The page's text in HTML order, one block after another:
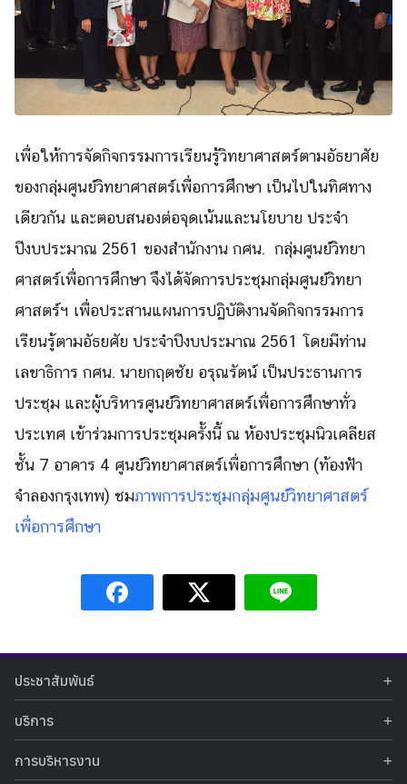
for:
Search
เพื่อให้การจัดกิจกรรมการเรียนรู้วิทยาศาสตร์ตามอัธยาศัย
ของกลุ่มศูนย์วิทยาศาสตร์เพื่อการศึกษา เป็นไปในทิศทาง
เดียวกัน และตอบสนองต่อจุดเน้นและนโยบาย ประจำ
ปีงบประมาณ 2561 ของสำนักงาน กศน. กลุ่มศูนย์วิทยา
ศาสตร์เพื่อการศึกษา จึงได้จัดการประชุมกลุ่มศูนย์วิทยา
ศาสตร์ฯ เพื่อประสานแผนการปฏิบัติงานจัดกิจกรรมการ
เรียนรู้ตามอัธยศัย ประจำปีงบประมาณ 2561 โดยมีท่าน
เลขาธิการ กศน. นายกฤตชัย อรุณรัตน์ เป็นประธานการ
ประชุม และผู้บริหารศูนย์วิทยาศาสตร์เพื่อการศึกษาทั่ว
ประเทศ เข้าร่วมการประชุมครั้งนี้ ณ ห้องประชุมนิวเคลียส
ชั้น 7 อาคาร 4 ศูนย์วิทยาศาสตร์เพื่อการศึกษา (ท้องฟ้า
จำลองกรุงเทพ) ชมภาพการประชุมกลุ่มศูนย์วิทยาศาสตร์
เพื่อการศึกษา
ประชาสัมพันธ์
ข่าวประชาสัมพันธ์
ข่าวกิจกรรม
บริการ
ท้องฟ้าจำลอง
นิทรรศการถาวร
การบริหารงาน